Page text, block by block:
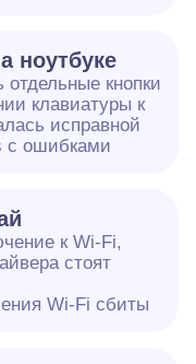
ноутбуке
отдельные кнопки
клавиатуры к
исправной
с ошибками
к Wi-Fi,
стоят
Wi-Fi сбиты